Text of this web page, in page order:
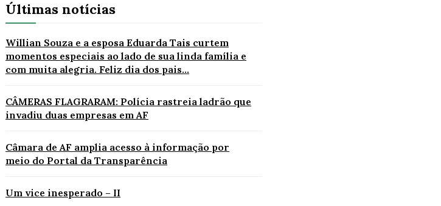
Últimas notícias
Willian Souza e a esposa Eduarda Tais curtem
momentos especiais ao lado de sua linda família e
com muita alegria. Feliz dia dos pais...
CÂMERAS FLAGRARAM: Polícia rastreia ladrão que
invadiu duas empresas em AF
Câmara de AF amplia acesso à informação por
meio do Portal da Transparência
Um vice inesperado – II